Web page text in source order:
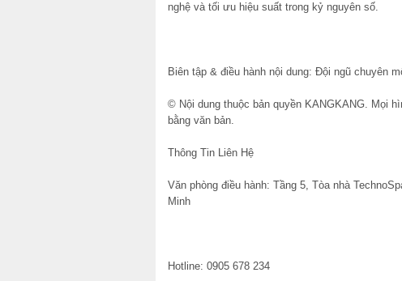
nghệ và tối ưu hiệu suất trong kỷ nguyên số.
Biên tập & điều hành nội dung: Đội ngũ chuyên
© Nội dung thuộc bản quyền KANGKANG. Mọi
bằng văn bản.
Thông Tin Liên Hệ
Văn phòng điều hành: Tầng 5, Tòa nhà
Minh
Hotline: 0905 678 234